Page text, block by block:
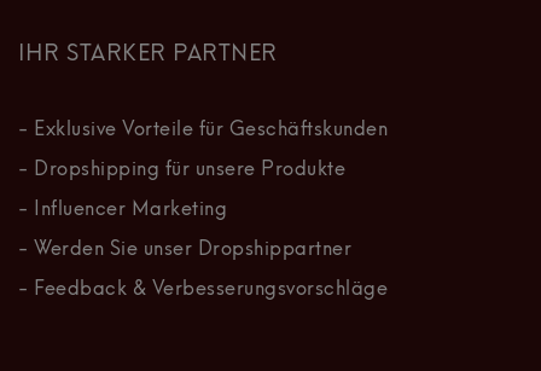
IHR STARKER PARTNER
- Exklusive Vorteile für Geschäftskunden
- Dropshipping für unsere Produkte
- Influencer Marketing
- Werden Sie unser Dropshippartner
- Feedback & Verbesserungsvorschläge